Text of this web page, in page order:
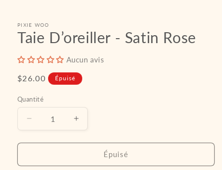
modale
PIXIE WOO
Taie D’oreiller - Satin Rose
Aucun avis
Prix
$26.00 Épuisé
Quantité
Réduire
la
quantité
Taie
Augmenter
la
quantité
Taie
Épuisé